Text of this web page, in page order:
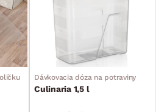
Dávkovacia dóza na potraviny
Culinaria 1,5 l